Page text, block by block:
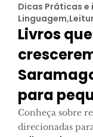
Dicas Práticas
Livros
para
Conheça sobre
direcionadas